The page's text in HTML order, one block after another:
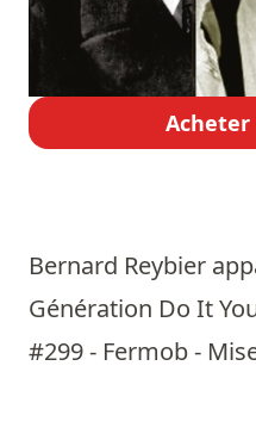
Acheter
Bernard Reybier
Génération Do It
#299 - Fermob -